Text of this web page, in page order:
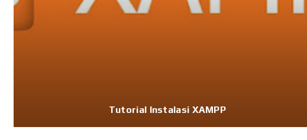
Tutorial Instalasi XAMPP